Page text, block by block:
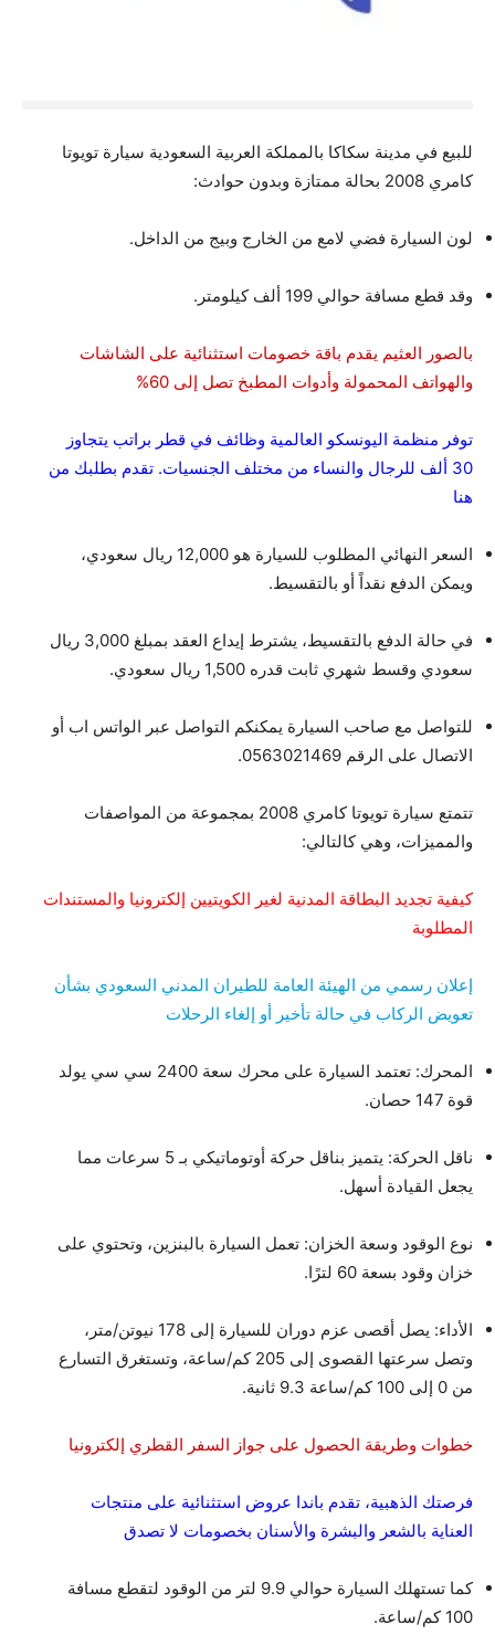
للبيع في مدينة سكاكا بالمملكة العربية السعودية سيارة تويوتا
كامري 2008 بحالة ممتازة وبدون حوادث:
لون السيارة فضي لامع من الخارج وبيج من الداخل.
وقد قطع مسافة حوالي 199 ألف كيلومتر.
بالصور العثيم يقدم باقة خصومات استثنائية على الشاشات
والهواتف المحمولة وأدوات المطبخ تصل إلى 60%
توفر منظمة اليونسكو العالمية وظائف في قطر براتب يتجاوز
30 ألف للرجال والنساء من مختلف الجنسيات. تقدم بطلبك من
هنا
السعر النهائي المطلوب للسيارة هو 12,000 ريال سعودي،
ويمكن الدفع نقداً أو بالتقسيط.
في حالة الدفع بالتقسيط، يشترط إيداع العقد بمبلغ 3,000 ريال
سعودي وقسط شهري ثابت قدره 1,500 ريال سعودي.
للتواصل مع صاحب السيارة يمكنكم التواصل عبر الواتس اب أو
الاتصال على الرقم 0563021469.
تتمتع سيارة تويوتا كامري 2008 بمجموعة من المواصفات
والمميزات، وهي كالتالي:
كيفية تجديد البطاقة المدنية لغير الكويتيين إلكترونيا والمستندات
المطلوبة
إعلان رسمي من الهيئة العامة للطيران المدني السعودي بشأن
تعويض الركاب في حالة تأخير أو إلغاء الرحلات
المحرك: تعتمد السيارة على محرك سعة 2400 سي سي يولد
قوة 147 حصان.
ناقل الحركة: يتميز بناقل حركة أوتوماتيكي بـ 5 سرعات مما
يجعل القيادة أسهل.
نوع الوقود وسعة الخزان: تعمل السيارة بالبنزين، وتحتوي على
خزان وقود بسعة 60 لترًا.
الأداء: يصل أقصى عزم دوران للسيارة إلى 178 نيوتن/متر،
وتصل سرعتها القصوى إلى 205 كم/ساعة، وتستغرق التسارع
من 0 إلى 100 كم/ساعة 9.3 ثانية.
خطوات وطريقة الحصول على جواز السفر القطري إلكترونيا
فرصتك الذهبية، تقدم باندا عروض استثنائية على منتجات
العناية بالشعر والبشرة والأسنان بخصومات لا تصدق
كما تستهلك السيارة حوالي 9.9 لتر من الوقود لتقطع مسافة
100 كم/ساعة.